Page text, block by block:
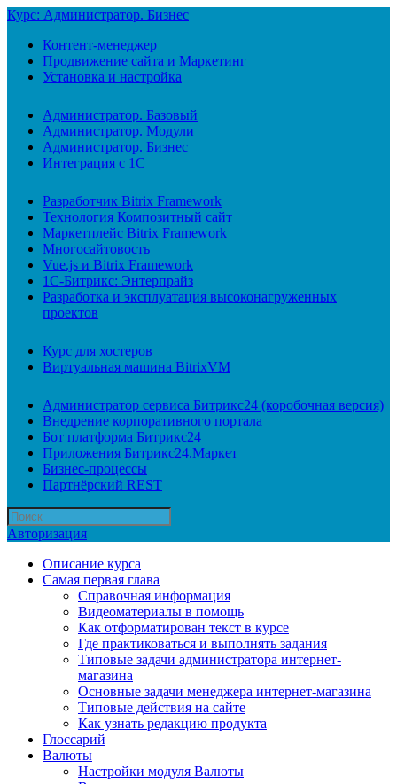
Курс: Администратор. Бизнес
Контент-менеджер
Продвижение сайта и Маркетинг
Установка и настройка
Администратор. Базовый
Администратор. Модули
Администратор. Бизнес
Интеграция с 1С
Разработчик Bitrix Framework
Технология Композитный сайт
Маркетплейс Bitrix Framework
Многосайтовость
Vue.js и Bitrix Framework
1С-Битрикс: Энтерпрайз
Разработка и эксплуатация высоконагруженных
проектов
Курс для хостеров
Виртуальная машина BitrixVM
Администратор сервиса Битрикс24 (коробочная версия)
Внедрение корпоративного портала
Бот платформа Битрикс24
Приложения Битрикс24.Маркет
Бизнес-процессы
Партнёрский REST
Авторизация
Описание курса
Самая первая глава
Справочная информация
Видеоматериалы в помощь
Как отформатирован текст в курсе
Где практиковаться и выполнять задания
Типовые задачи администратора интернет-
магазина
Основные задачи менеджера интернет-магазина
Типовые действия на сайте
Как узнать редакцию продукта
Глоссарий
Валюты
Настройки модуля Валюты